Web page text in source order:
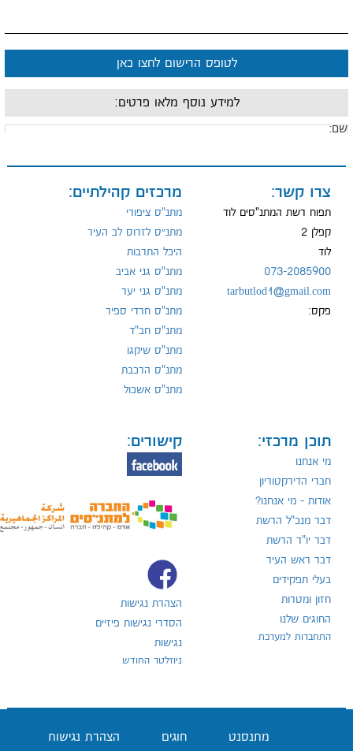
לטופס הרישום לחצו כאן
למידע נוסף מלאו פרטים:
צרו קשר:
תפוח רשת המתנ"סים לוד
קפלן 2
לוד
073-2085900
tarbutlod1@gmail.com
פקס:
מרכזים קהילתיים:
מתנ"ס ציפורי
מתנ״ס לזרוס לב העיר
היכל התרבות
מתנ"ס גני אביב
מתנ"ס גני יער
מתנ"ס חרדי ספיר
מתנ"ס חב"ד
מתנ"ס שיקגו
מתנ"ס הרכבת
מתנ"ס אשכול
תוכן מרכזי:
מי אנחנו
חברי הדירקטוריון
אודות - מי אנחנו?
דבר מנכ"ל הרשת
דבר יו"ר הרשת
דבר ראש העיר
בעלי תפקידים
חזון ומטרות
החוגים שלנו
התחברות למערכת
קישורים:
הצהרת נגישות
הסדרי נגישות פיזיים
נגישות
ניוזלטר החודש
מתנסנט חוגים הצהרת נגישות